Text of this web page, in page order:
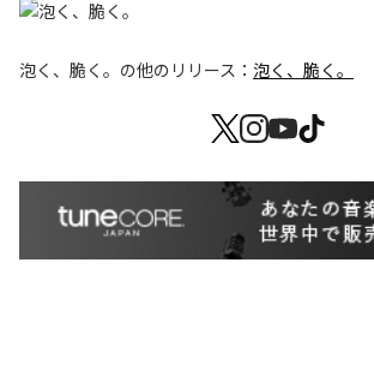
泡く、脆く。 の他のリリース： 泡く、脆く。